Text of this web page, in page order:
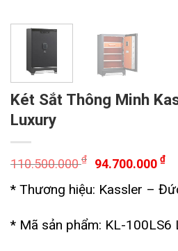
Két Sắt Thông Minh
Luxury
110.500.000₫ 94.700.000₫
* Thương hiệu: Kassler –
* Mã sản phẩm: KL-100LS6